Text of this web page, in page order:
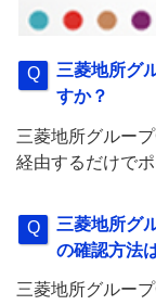
三菱地所グ
すか？
三菱地所グルー
経由するだけで
三菱地所グ
の確認方法
三菱地所グルー